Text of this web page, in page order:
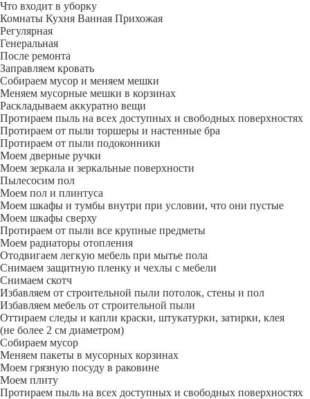
Что входит в уборку
Регу­лярная
Гене­ральная
После ремонта
Заправляем кровать
Собираем мусор и меняем мешки
Меняем мусорные мешки в корзинах
Раскладываем аккуратно вещи
Протираем пыль на всех доступных и свободных поверхностях
Протираем от пыли торшеры и настенные бра
Протираем от пыли подоконники
Моем дверные ручки
Моем зеркала и зеркальные поверхности
Пылесосим пол
Моем пол и плинтуса
Моем шкафы и тумбы внутри при условии, что они пустые
Моем шкафы сверху
Протираем от пыли все крупные предметы
Моем радиаторы отопления
Отодвигаем легкую мебель при мытье пола
Снимаем защитную пленку и чехлы с мебели
Снимаем скотч
Избавляем от строительной пыли потолок, стены и пол
Избавляем мебель от строительной пыли
Оттираем следы и капли краски, штукатурки, затирки, клея
(не более 2 см диаметром)
Собираем мусор
Меняем пакеты в мусорных корзинах
Моем грязную посуду в раковине
Моем плиту
Протираем пыль на всех доступных и свободных поверхностях